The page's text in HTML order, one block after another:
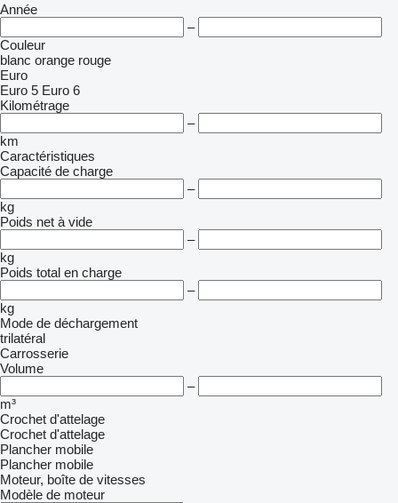
Année
–
Couleur
blanc orange rouge
Euro
Euro 5 Euro 6
Kilométrage
–
km
Caractéristiques
Capacité de charge
–
kg
Poids net à vide
–
kg
Poids total en charge
–
kg
Mode de déchargement
trilatéral
Carrosserie
Volume
–
m³
Crochet d'attelage
Crochet d'attelage
Plancher mobile
Plancher mobile
Moteur, boîte de vitesses
Modèle de moteur